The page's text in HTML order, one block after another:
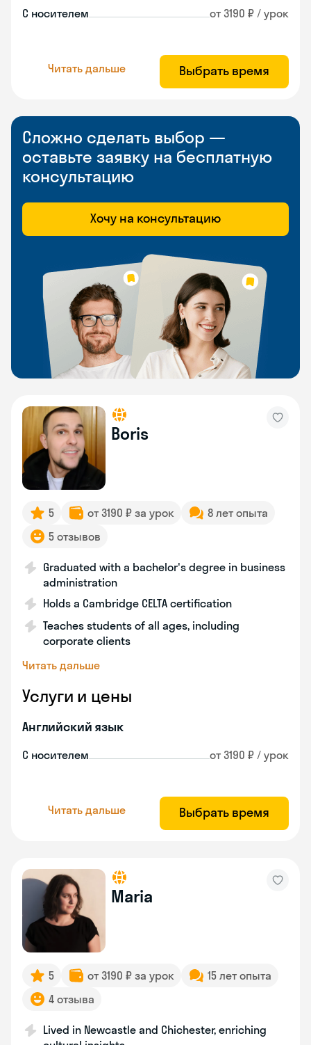
С носителем от 3190 ₽ / урок
Читать дальше Выбрать время
Сложно сделать выбор —
оставьте заявку на бесплатную
консультацию
Хочу на консультацию
Boris
5 от 3190 ₽ за урок
8 лет опыта
5 отзывов
Graduated with a bachelor's degree in business
administration
Holds a Cambridge CELTA certification
Teaches students of all ages, including
corporate clients
Читать дальше
Услуги и цены
Английский язык
С носителем от 3190 ₽ / урок
Читать дальше Выбрать время
Maria
5 от 3190 ₽ за урок
15 лет опыта
4 отзыва
Lived in Newcastle and Chichester, enriching